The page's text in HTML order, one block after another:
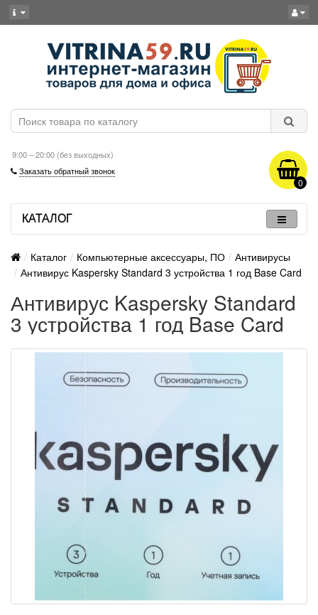
9:00 – 20:00 (без выходных)
Заказать обратный звонок
0
КАТАЛОГ
Каталог Компьютерные аксессуары, ПО
Антивирусы
Антивирус Kaspersky Standard 3 устройства 1 год Base Card
Антивирус Kaspersky Standard
3 устройства 1 год Base Card